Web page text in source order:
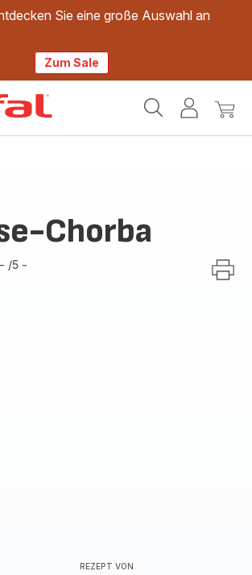
Sie eine große Auswahl an
Zum Sale
Mein
Mein
Chorba
- /5 -
REZEPT VON